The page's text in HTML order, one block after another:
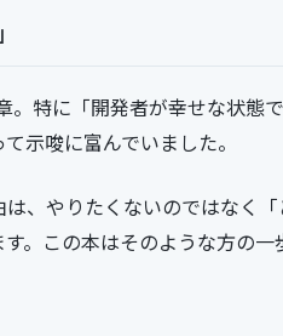
特に「開発者が幸せな状態
示唆に富んでいました。
、やりたくないのではなく
。この本はそのような方の一